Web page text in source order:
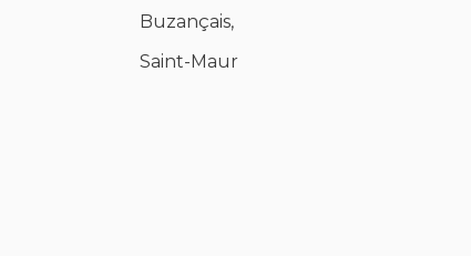
Buzançais,
Saint-Maur